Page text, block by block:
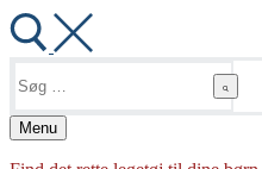
efter:
Menu